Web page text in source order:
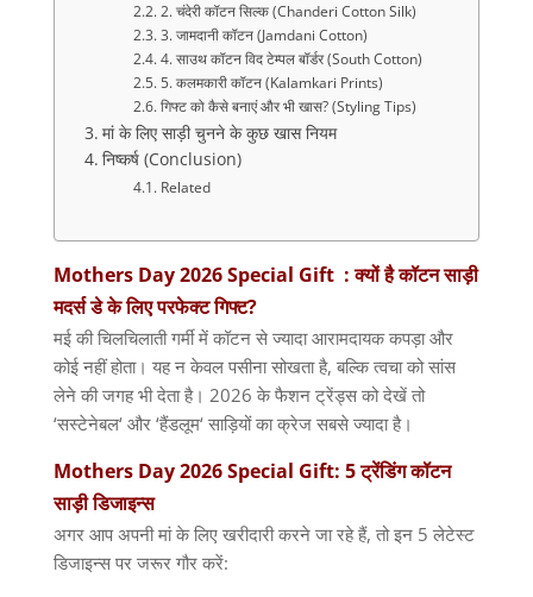
2. चंदेरी कॉटन सिल्क (Chanderi Cotton Silk)
3. जामदानी कॉटन (Jamdani Cotton)
4. साउथ कॉटन विद टेम्पल बॉर्डर (South Cotton)
5. कलमकारी कॉटन (Kalamkari Prints)
गिफ्ट को कैसे बनाएं और भी खास? (Styling Tips)
मां के लिए साड़ी चुनने के कुछ खास नियम
निष्कर्ष (Conclusion)
Related
Mothers Day 2026 Special Gift : क्योंहैकॉटनसाड़ी
मदर्सडेकेलिएपरफेक्टगिफ्ट?
मई की चिलचिलाती गर्मी में कॉटन से ज्यादा आरामदायक कपड़ा और
कोई नहीं होता। यह न केवल पसीना सोखता है, बल्कि त्वचा को सांस
लेने की जगह भी देता है। 2026 के फैशन ट्रेंड्स को देखें तो
‘सस्टेनेबल‘ और‘हैंडलूम‘ साड़ियों का क्रेज सबसे ज्यादा है।
Mothers Day 2026 Special Gift: 5ट्रेंडिंगकॉटन
साड़ीडिजाइन्स
अगर आप अपनी मां के लिए खरीदारी करने जा रहे हैं, तो इन5 लेटेस्ट
डिजाइन्स पर जरूर गौर करें: